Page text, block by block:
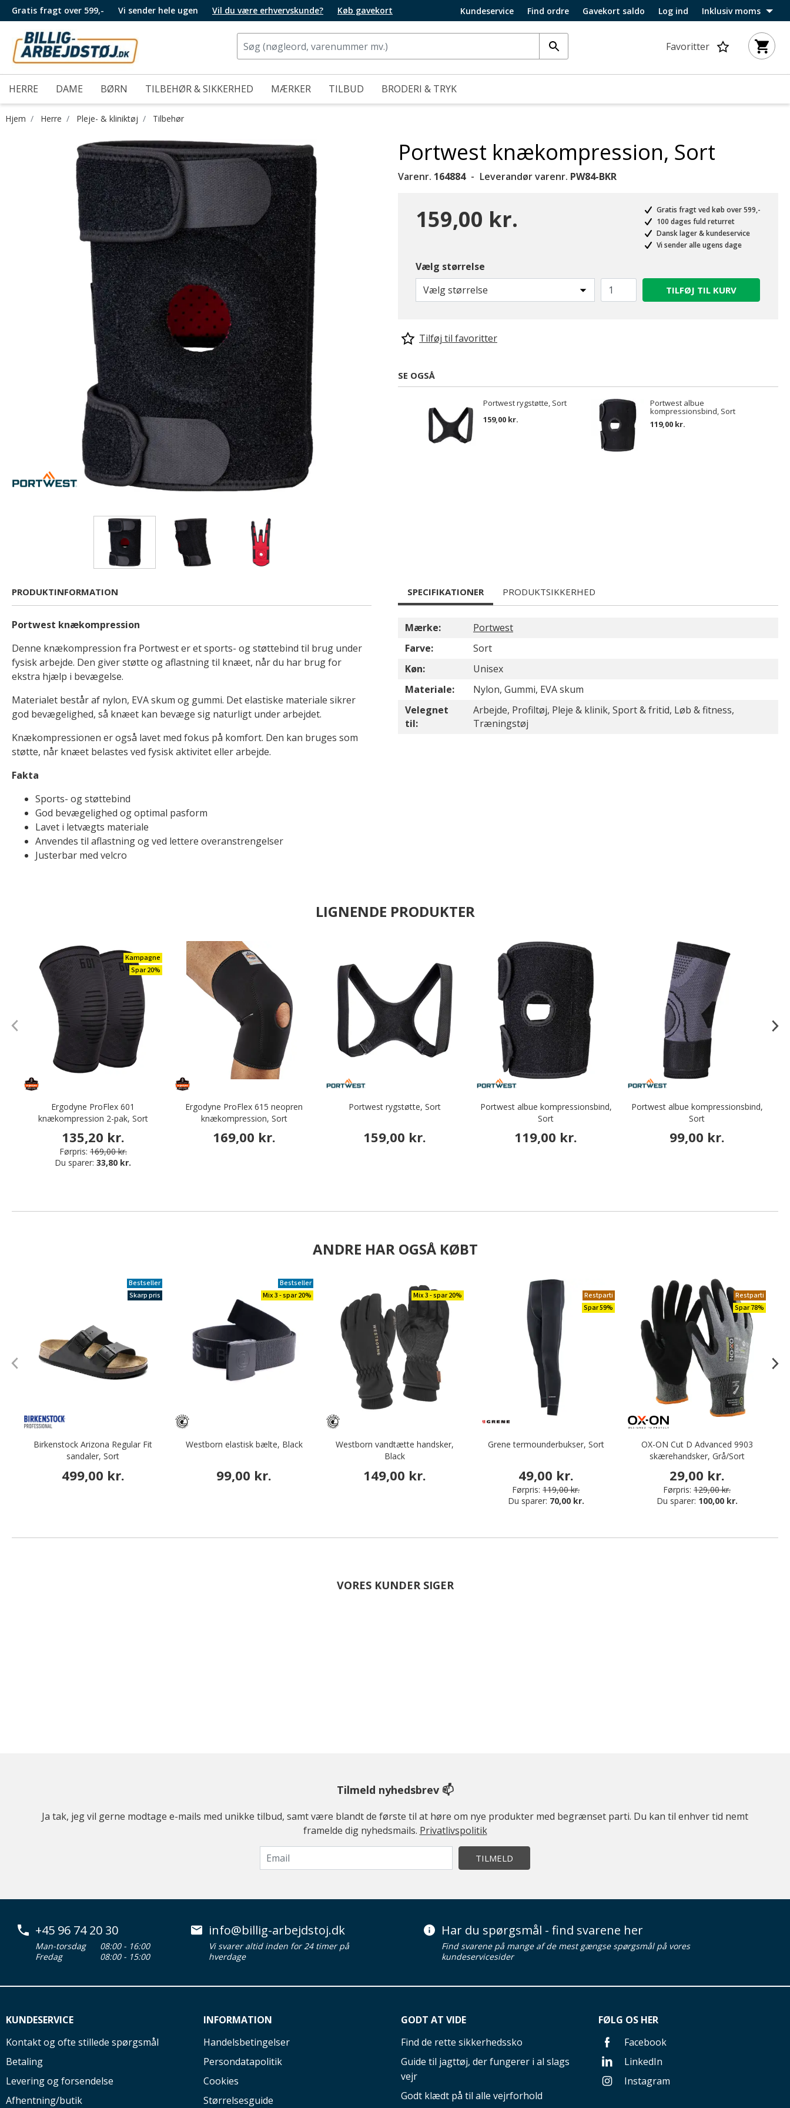
Gratis fragt over 599,- Vi sender hele ugen Vil du være erhvervskunde? Køb gavekort Kundeservice Find ordre Gavekort saldo Log ind Inklusiv moms
Favoritter
HERRE DAME BØRN TILBEHØR & SIKKERHED MÆRKER TILBUD BRODERI & TRYK
Hjem Herre Pleje- & kliniktøj Tilbehør
Portwest knækompression, Sort
Varenr. 164884 Leverandør varenr. PW84-BKR
159,00 kr.
Gratis fragt ved køb over 599,-
100 dages fuld returret
Dansk lager & kundeservice
Vi sender alle ugens dage
Vælg størrelse
Vælg størrelse
TILFØJ TIL KURV
Tilføj til favoritter
SE OGSÅ
Portwest rygstøtte, Sort
159,00 kr.
Portwest albue
kompressionsbind, Sort
119,00 kr.
PRODUKTINFORMATION
Portwest knækompression
Denne knækompression fra Portwest er et sports- og støttebind til brug under
fysisk arbejde. Den giver støtte og aflastning til knæet, når du har brug for
ekstra hjælp i bevægelse.
Materialet består af nylon, EVA skum og gummi. Det elastiske materiale sikrer
god bevægelighed, så knæet kan bevæge sig naturligt under arbejdet.
Knækompressionen er også lavet med fokus på komfort. Den kan bruges som
støtte, når knæet belastes ved fysisk aktivitet eller arbejde.
Fakta
Sports- og støttebind
God bevægelighed og optimal pasform
Lavet i letvægts materiale
Anvendes til aflastning og ved lettere overanstrengelser
Justerbar med velcro
SPECIFIKATIONER PRODUKTSIKKERHED
Mærke:
Portwest
Farve:
Sort
Køn:
Unisex
Materiale:
Nylon, Gummi, EVA skum
Velegnet
til:
Arbejde, Profiltøj, Pleje & klinik, Sport & fritid, Løb & fitness,
Træningstøj
LIGNENDE PRODUKTER
Kampagne
Spar 20%
Ergodyne ProFlex 601
knækompression 2-pak, Sort
135,20 kr.
Førpris: 169,00 kr.
Du sparer:33,80 kr.
Ergodyne ProFlex 615 neopren
knækompression, Sort
169,00 kr.
Portwest rygstøtte, Sort
159,00 kr.
Portwest albue kompressionsbind,
Sort
119,00 kr.
Portwest albue kompressionsbind,
Sort
99,00 kr.
ANDRE HAR OGSÅ KØBT
Bestseller
Skarp pris
Birkenstock Arizona Regular Fit
sandaler, Sort
499,00 kr.
Bestseller
Mix 3 - spar 20%
Westborn elastisk bælte, Black
99,00 kr.
Mix 3 - spar 20%
Westborn vandtætte handsker,
Black
149,00 kr.
Restparti
Spar 59%
Grene termounderbukser, Sort
49,00 kr.
Førpris: 119,00 kr.
Du sparer: 70,00 kr.
Restparti
Spar 78%
OX-ON Cut D Advanced 9903
skærehandsker, Grå/Sort
29,00 kr.
Førpris: 129,00 kr.
Du sparer: 100,00 kr.
VORES KUNDER SIGER
Tilmeld nyhedsbrev 📫
Ja tak, jeg vil gerne modtage e-mails med unikke tilbud, samt være blandt de første til at høre om nye produkter med begrænset parti. Du kan til enhver tid nemt
framelde dig nyhedsmails. Privatlivspolitik
TILMELD
+45 96 74 20 30
Man-torsdag
08:00 - 16:00
Fredag
08:00 - 15:00
info@billig-arbejdstoj.dk
Vi svarer altid inden for 24 timer på
hverdage
Har du spørgsmål - find svarene her
Find svarene på mange af de mest gængse spørgsmål på vores
kundeservicesider
KUNDESERVICE
Kontakt og ofte stillede spørgsmål
Betaling
Levering og forsendelse
Afhentning/butik
INFORMATION
Handelsbetingelser
Persondatapolitik
Cookies
Størrelsesguide
GODT AT VIDE
Find de rette sikkerhedssko
Guide til jagttøj, der fungerer i al slags
vejr
Godt klædt på til alle vejrforhold
FØLG OS HER
Facebook
LinkedIn
Instagram